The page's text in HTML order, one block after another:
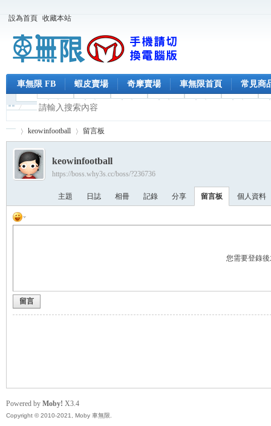
設為首頁 收藏本站
車無限 FB 蝦皮賣場 奇摩賣場 車無限首頁 常見商
›
keowinfootball 留言板
keowinfootball
https://boss.why3s.cc/boss/?236736
主題 日誌 相冊 記錄 分享 留言板 個人資料
您需要登錄
留言
Powered by Moby! X3.4
Copyright © 2010-2021, Moby 車無限.